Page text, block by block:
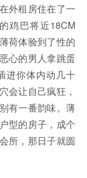
外租房住在了一
鸡巴将近18CM
荷体验到了性的
心的男人拿跳蛋
进你体内动几十
会让自己疯狂，
有一番韵味。薄
型的房子，成个
所，那日子就圆